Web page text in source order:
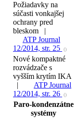
Požiadavky na
súčasti vonkajšej
ochrany pred
bleskom |
ATP Journal
12/2014, str. 25
()
Nové kompaktné
rozvádzače s
vyšším krytím IKA
|
ATP Journal
12/2014, str. 26
()
Paro-kondenzátne
systémy